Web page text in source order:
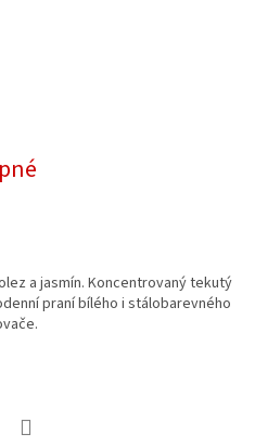
a jasmín. Koncentrovaný tekutý
praní bílého i stálobarevného